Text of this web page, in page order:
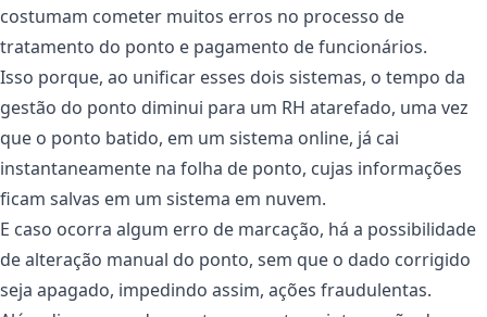
costumam cometer muitos erros no processo de
tratamento do ponto e pagamento de funcionários.
Isso porque, ao unificar esses dois sistemas, o tempo da
gestão do ponto diminui para um RH atarefado, uma vez
que o ponto batido, em um sistema online, já cai
instantaneamente na folha de ponto, cujas informações
ficam salvas em um sistema em nuvem.
E caso ocorra algum erro de marcação, há a possibilidade
de alteração manual do ponto, sem que o dado corrigido
seja apagado, impedindo assim, ações fraudulentas.